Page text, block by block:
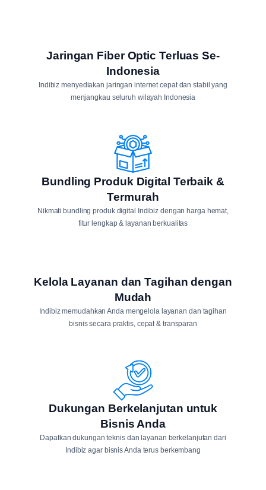
Jaringan Fiber Optic Terluas Se-
Indonesia
Indibiz menyediakan jaringan internet cepat dan stabil yang
menjangkau seluruh wilayah Indonesia
Bundling Produk Digital Terbaik &
Termurah
Nikmati bundling produk digital Indibiz dengan harga hemat,
fitur lengkap & layanan berkualitas
Kelola Layanan dan Tagihan dengan
Mudah
Indibiz memudahkan Anda mengelola layanan dan tagihan
bisnis secara praktis, cepat & transparan
Dukungan Berkelanjutan untuk
Bisnis Anda
Dapatkan dukungan teknis dan layanan berkelanjutan dari
Indibiz agar bisnis Anda terus berkembang